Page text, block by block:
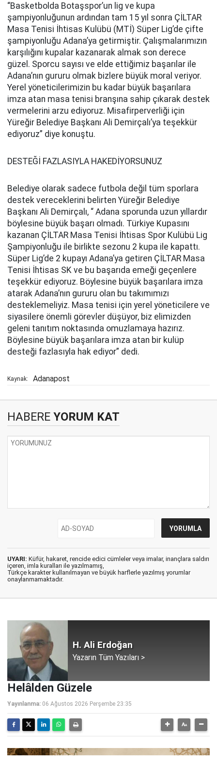
“Basketbolda Botaşspor’un lig ve kupa
şampiyonluğunun ardından tam 15 yıl sonra ÇİLTAR
Masa Tenisi İhtisas Kulübü (MTİ) Süper Lig’de çifte
şampiyonluğu Adana’ya getirmiştir. Çalışmalarımızın
karşılığını kupalar kazanarak almak son derece
güzel. Sporcu sayısı ve elde ettiğimiz başarılar ile
Adana’nın gururu olmak bizlere büyük moral veriyor.
Yerel yöneticilerimizin bu kadar büyük başarılara
imza atan masa tenisi branşına sahip çıkarak destek
vermelerini arzu ediyoruz. Misafirperverliği için
Yüreğir Belediye Başkanı Ali Demirçalı’ya teşekkür
ediyoruz” diye konuştu.
DESTEĞİ FAZLASIYLA HAKEDİYORSUNUZ
Belediye olarak sadece futbola değil tüm sporlara
destek vereceklerini belirten Yüreğir Belediye
Başkanı Ali Demirçalı, “ Adana sporunda uzun yıllardır
böylesine büyük başarı olmadı. Türkiye Kupasını
kazanan ÇİLTAR Masa Tenisi İhtisas Spor Kulübü Lig
Şampiyonluğu ile birlikte sezonu 2 kupa ile kapattı.
Süper Lig’de 2 kupayı Adana’ya getiren ÇİLTAR Masa
Tenisi İhtisas SK ve bu başarıda emeği geçenlere
teşekkür ediyoruz. Böylesine büyük başarılara imza
atarak Adana’nın gururu olan bu takımımızı
desteklemeliyiz. Masa tenisi için yerel yöneticilere ve
siyasilere önemli görevler düşüyor, biz elimizden
geleni tanıtım noktasında omuzlamaya hazırız.
Böylesine büyük başarılara imza atan bir kulüp
desteği fazlasıyla hak ediyor” dedi.
Kaynak: Adanapost
HABERE YORUM KAT
UYARI: Küfür, hakaret, rencide edici cümleler veya imalar, inançlara saldırı
içeren, imla kuralları ile yazılmamış,
Türkçe karakter kullanılmayan ve büyük harflerle yazılmış yorumlar
onaylanmamaktadır.
H. Ali Erdoğan
Yazarın Tüm Yazıları >
Helâlden Güzele
Yayınlanma: 06 Ağustos 2026 Perşembe 23:35